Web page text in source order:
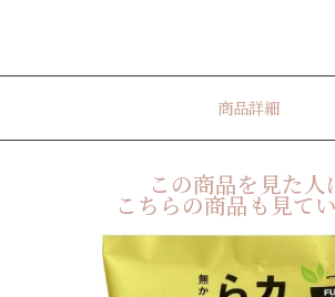
商品詳細
この商品を見た人
こちらの商品も見て